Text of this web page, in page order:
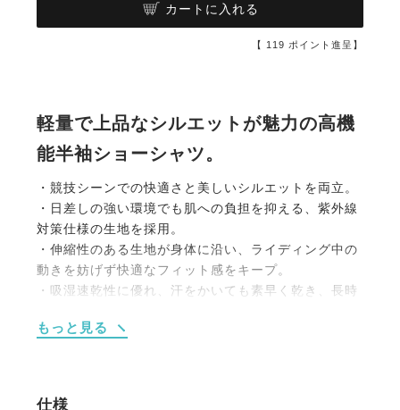
カートに入れる
【 119 ポイント進呈】
軽量で上品なシルエットが魅力の高機
能半袖ショーシャツ。
・競技シーンでの快適さと美しいシルエットを両立。
・日差しの強い環境でも肌への負担を抑える、紫外線
対策仕様の生地を採用。
・伸縮性のある生地が身体に沿い、ライディング中の
動きを妨げず快適なフィット感をキープ。
・吸湿速乾性に優れ、汗をかいても素早く乾き、長時
・首元はすっきりとしたスタンドカラーで、ジャケッ
もっと見る
仕様